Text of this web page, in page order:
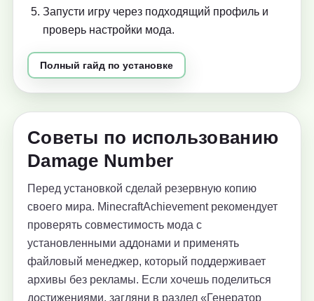
Запусти игру через подходящий профиль и
проверь настройки мода.
Полный гайд по установке
Советы по использованию
Damage Number
Перед установкой сделай резервную копию
своего мира. MinecraftAchievement рекомендует
проверять совместимость мода с
установленными аддонами и применять
файловый менеджер, который поддерживает
архивы без рекламы. Если хочешь поделиться
достижениями, загляни в раздел «Генератор